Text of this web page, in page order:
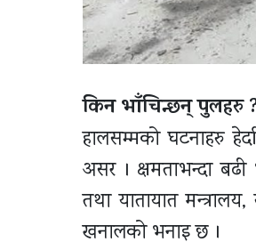
किन भाँचिन्छन् पुलहरु
हालसम्मको घटनाहरु
असर । क्षमताभन्दा
तथा यातायात
खनालको भनाइ छ ।